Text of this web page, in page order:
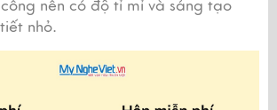
nên có độ tỉ mỉ và sáng tạo
nhỏ.